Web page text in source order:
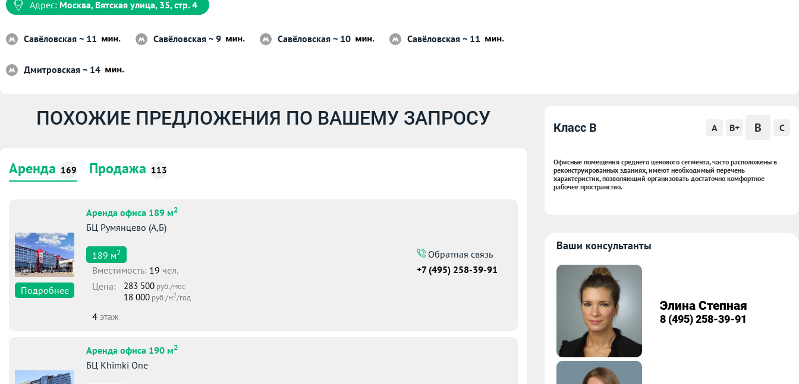
Адрес: Москва, Вятская улица, 35, стр. 4
Савёловская ~ 11 Савёловская ~ 9 Савёловская ~ 10 Савёловская ~ 11
Дмитровская ~ 14
ПОХОЖИЕ ПРЕДЛОЖЕНИЯ ПО ВАШЕМУ ЗАПРОСУ
Аренда 169 Продажа 113
Подробнее
Аренда офиса 189 м2
БЦ Румянцево (А,Б)
189 м2
Вместимоcть: 19 чел.
Цена:
283 500 руб./мес
18 000 руб./м2/год
4 этаж
Обратная связь
+7 (495) 258-39-91
Аренда офиса 190 м2
БЦ Khimki One
Класс B A B+ B C
Офисные помещения среднего ценового сегмента, часто расположены в
реконструированных зданиях, имеют необходимый перечень
характеристик, позволяющий организовать достаточно комфортное
рабочее пространство.
Ваши консультанты
Элина Степная
8 (495) 258-39-91